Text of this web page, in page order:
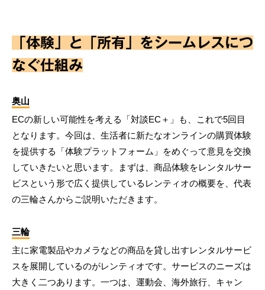
「体験」と「所有」をシームレスにつ
なぐ仕組み
奥山
ECの新しい可能性を考える「対談EC＋」も、これで5回目
となります。今回は、生活者に新たなオンラインの購買体験
を提供する「体験プラットフォーム」をめぐって意見を交換
していきたいと思います。まずは、商品体験をレンタルサー
ビスという形で広く提供しているレンティオの概要を、代表
の三輪さんからご説明いただきます。
三輪
主に家電製品やカメラなどの商品を貸し出すレンタルサービ
スを展開しているのがレンティオです。サービスのニーズは
大きく二つあります。一つは、運動会、海外旅行、キャン